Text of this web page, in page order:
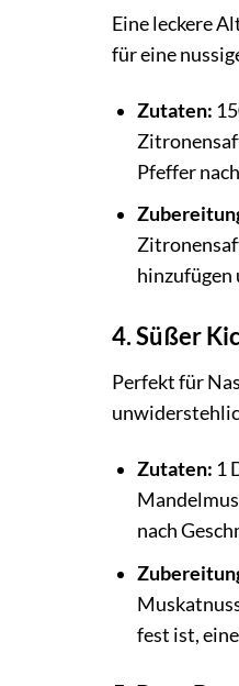
Eine leckere
für eine
Zutaten:
Pfeffer
hinzufügen
4. Süßer
Perfekt für
Zutaten: 1
nach
fest ist,